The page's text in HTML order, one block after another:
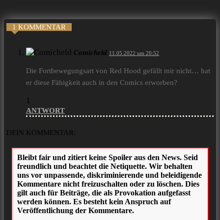
1 KOMMENTAR
Comicheld 11.05.2022 um 20:52
Die Fortbewegungsart von Red Hood gefällt mir nicht… hat
er diese Fähigkeit auch in den Comics erworben?
1
ANTWORT
DEIN KOMMENTAR: